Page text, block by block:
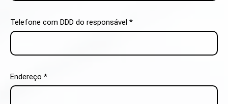
Telefone com DDD do responsável *
Endereço *